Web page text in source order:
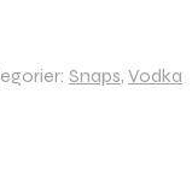
Snaps, Vodka